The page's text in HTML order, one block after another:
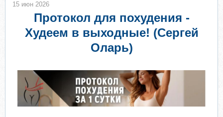
Протокол для похудения -
Худеем в выходные! (Сергей
Оларь)
15 июн 2026